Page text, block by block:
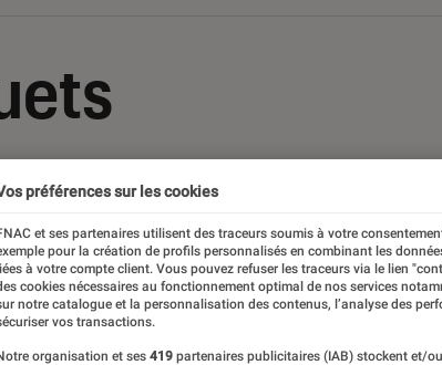
et guides
préférences sur les cookies
et ses partenaires utilisent des traceurs soumis à votre
pour la création de profils personnalisés en combinant les
liées à votre compte client. Vous pouvez refuser les traceurs via le lien
cookies nécessaires au fonctionnement optimal de nos services
notre catalogue et la personnalisation des contenus, l’analyse des
vos transactions.
organisation et ses 419 partenaires publicitaires (IAB) stockent et/